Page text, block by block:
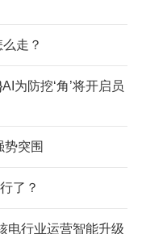
走？
为防挖‘角’将开启员
势突围
了？
电行业运营智能升级